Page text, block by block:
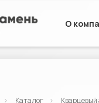
О
Каталог